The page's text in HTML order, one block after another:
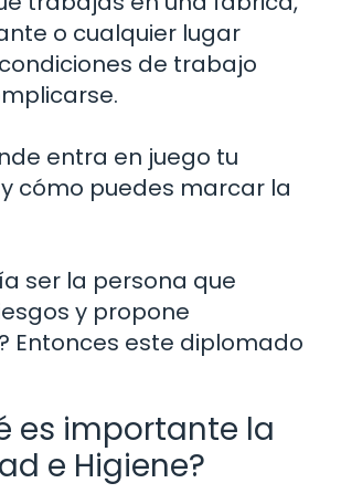
o cualquier lugar
de trabajo
entra en juego tu
cómo puedes marcar la
ser la persona que
y propone
Entonces este diplomado
es importante la
e Higiene?